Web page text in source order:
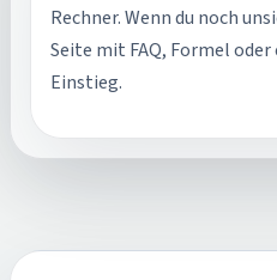
Rechner. Wenn du noch
Seite mit FAQ, Formel
Einstieg.